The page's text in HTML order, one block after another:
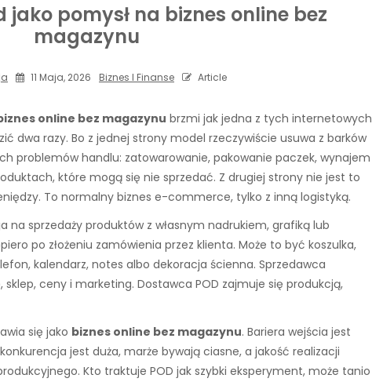
pomysł na biznes online bez
magazynu
11 Maja, 2026 Biznes I Finanse Article
online bez magazynu brzmi jak jedna z tych internetowych
dwa razy. Bo z jednej strony model rzeczywiście usuwa z barków
problemów handlu: zatowarowanie, pakowanie paczek, wynajem
które mogą się nie sprzedać. Z drugiej strony nie jest to
To normalny biznes e-commerce, tylko z inną logistyką.
na sprzedaży produktów z własnym nadrukiem, grafiką lub
po złożeniu zamówienia przez klienta. Może to być koszulka,
kalendarz, notes albo dekoracja ścienna. Sprzedawca
ceny i marketing. Dostawca POD zajmuje się produkcją,
się jako biznes online bez magazynu. Bariera wejścia jest
jest duża, marże bywają ciasne, a jakość realizacji
Kto traktuje POD jak szybki eksperyment, może tanio